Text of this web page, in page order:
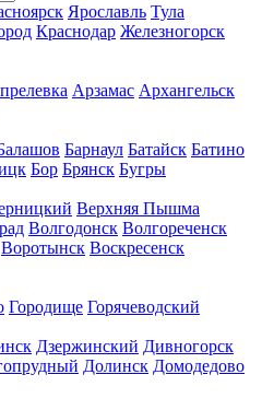
Ярославль Тула
Краснодар Железногорск
Арзамас Архангельск
Барнаул Батайск Батино
Бор Брянск Бугры
Верхняя Пышма
Волгодонск Волгореченск
Воротынск Воскресенск
Городище Горячеводский
Дзержинский Дивногорск
Долинск Домодедово